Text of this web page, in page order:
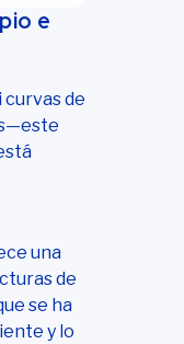
e
curvas de
una
de
se ha
y lo